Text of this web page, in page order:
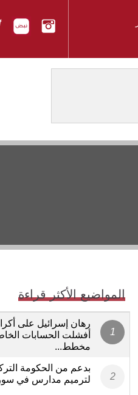
المواضيع الأكثر قراءة
رهان إسرائيل على
أفشلت الحسابات
مخطط...
بدعم من الحكومة
لترميم مدارس في